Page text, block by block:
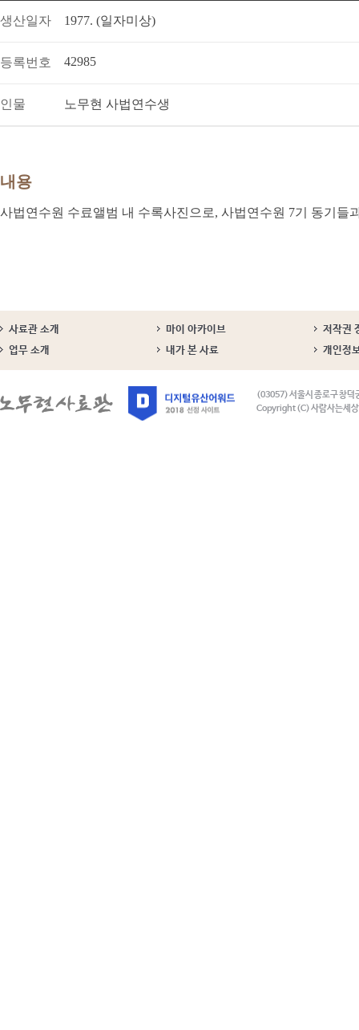
생산일자 1977. (일자미상)
등록번호 42985
인물 노무현 사법연수생
내용
사법연수원 수료앨범 내 수록사진으로, 사법연수원 7기 동기들
사료관 소개 마이 아카이브
저작권
업무 소개
내가 본 사료 개인정
(03057) 서울시 종로구 창덕
Copyright (C) 사람사는세